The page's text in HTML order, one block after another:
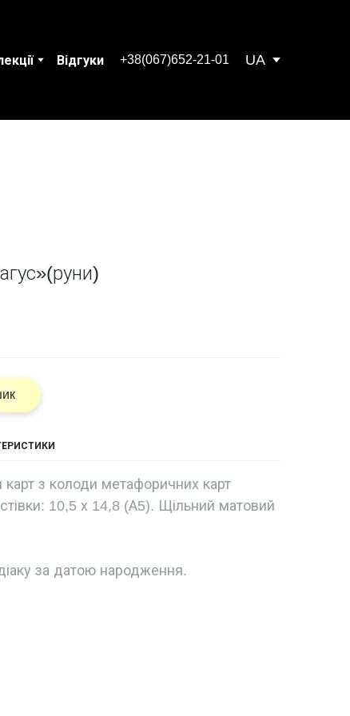
Відгуки +38(067)652-21-01 UA
з колоди метафоричних карт
10,5 х 14,8 (А5). Щільний матовий
за датою народження.